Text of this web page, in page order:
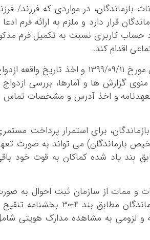
مازندران
مرکزی
یزد
بازماندگان، در مواردی که فرزند‏‏‏/
قرار دارد و ملزم به ارائه فرم
حساب کاربری نسبت به تکمیل فرم
اقدام کند.
با توجه به صدور دستور اداری کنترل مکانیزه وضعیت ازدواج و طلاق مورخ ۱۱‏‏‏/۰۹‏‏‏/۱۳۹۹ و اخذ تاریخ
گزارش ها و آمارها، بررسی ازدواج
و اخذ آدرس و مشخصات تماس
برای استمرار پرداخت
شغل و شوهر (موضوع بند ۳‏‏‏‏-۳۰ بخشنامه تلخیص بازماندگان) می تواند به صورت
بند یاد شده کماکان به قوت خود
و ممات از سازمان ثبت احوال به
سیستمی، بررسی سالیانه صحت استحقاق پرداخت مستمری به بازماندگان مطابق بند ۴‏-۳۰
و لزومی به مشاهده مدارک هویتی